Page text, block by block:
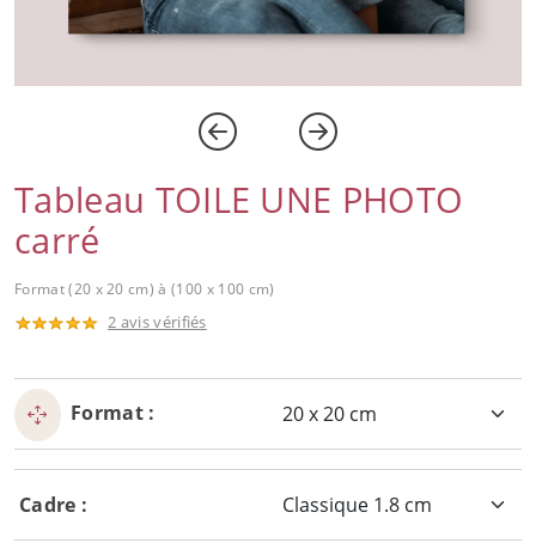
Tableau TOILE UNE PHOTO
carré
Format (20 x 20 cm) à (100 x 100 cm)
2 avis vérifiés
Format :
Cadre :